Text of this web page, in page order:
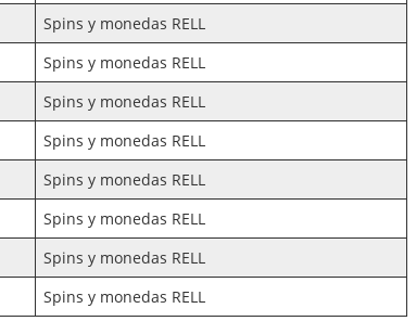
Spins y monedas RELL
Spins y monedas RELL
Spins y monedas RELL
Spins y monedas RELL
Spins y monedas RELL
Spins y monedas RELL
Spins y monedas RELL
Spins y monedas RELL